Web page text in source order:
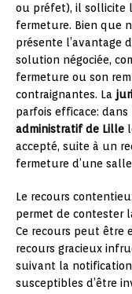
ou préfet), il sollicite
fermeture. Bien que
présente l’avantage
solution négociée,
fermeture ou son
contraignantes. La
parfois efficace:
administratif de Lille
accepté, suite à un
fermeture d’une
Le recours
permet de contester
Ce recours peut être
recours gracieux
suivant la notification
susceptibles d’être